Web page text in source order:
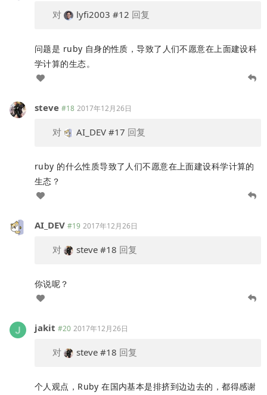
对 lyfi2003 #12 回复
问题是 ruby 自身的性质，导致了人们不愿意在上面建设科
学计算的生态。
steve #18 2017年12月26日
对 AI_DEV #17 回复
ruby 的什么性质导致了人们不愿意在上面建设科学计算的
生态？
AI_DEV #19 2017年12月26日
对 steve #18 回复
你说呢？
jakit #20 2017年12月26日
对 steve #18 回复
个人观点，Ruby 在国内基本是排挤到边边去的，都得感谢